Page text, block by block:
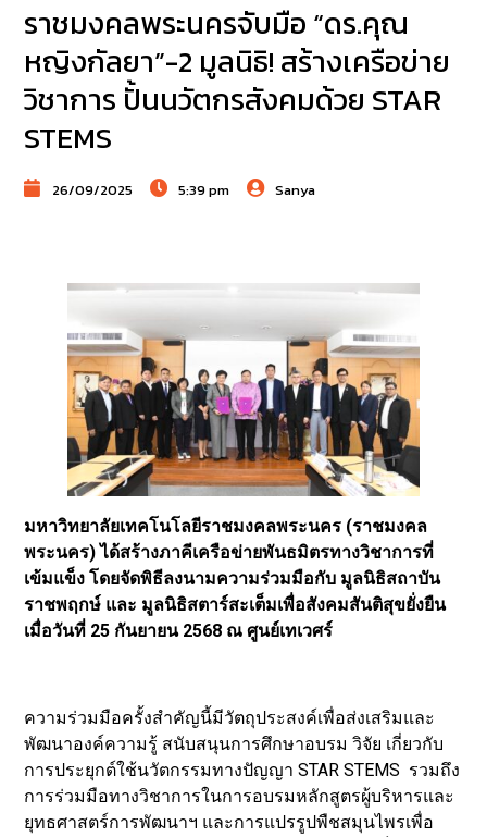
ราชมงคลพระนครจับมือ “ดร.คุณ
หญิงกัลยา”-2 มูลนิธิ! สร้างเครือข่าย
วิชาการ ปั้นนวัตกรสังคมด้วย STAR
STEMS
26/09/2025 5:39 pm Sanya
มหาวิทยาลัยเทคโนโลยีราชมงคลพระนคร (ราชมงคล
พระนคร) ได้สร้างภาคีเครือข่ายพันธมิตรทางวิชาการที่
เข้มแข็ง โดยจัดพิธีลงนามความร่วมมือกับ มูลนิธิสถาบัน
ราชพฤกษ์ และ มูลนิธิสตาร์สะเต็มเพื่อสังคมสันติสุขยั่งยืน
เมื่อวันที่ 25 กันยายน 2568 ณ ศูนย์เทเวศร์
ความร่วมมือครั้งสำคัญนี้มีวัตถุประสงค์เพื่อส่งเสริมและ
พัฒนาองค์ความรู้ สนับสนุนการศึกษาอบรม วิจัย เกี่ยวกับ
การประยุกต์ใช้นวัตกรรมทางปัญญา STAR STEMS รวมถึง
การร่วมมือทางวิชาการในการอบรมหลักสูตรผู้บริหารและ
ยุทธศาสตร์การพัฒนาฯ และการแปรรูปพืชสมุนไพรเพื่อ